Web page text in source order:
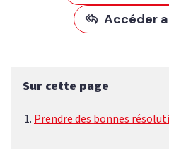
Accéder
Sur cette page
Prendre des bonnes